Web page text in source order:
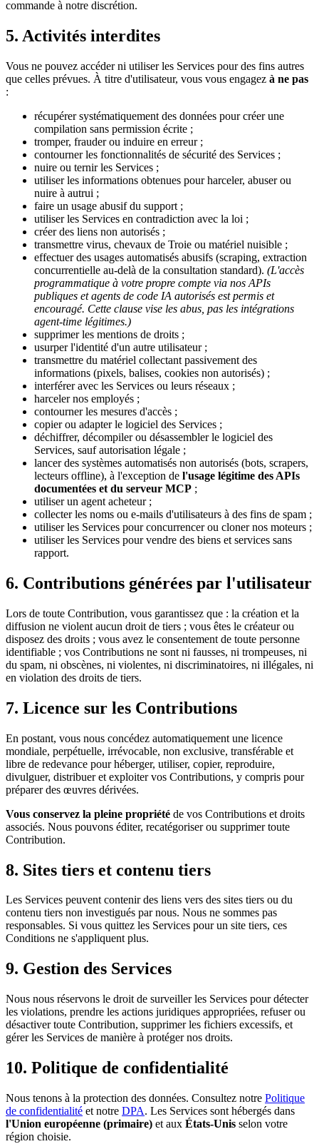
commande à notre discrétion.
5. Activités interdites
Vous ne pouvez accéder ni utiliser les Services pour des fins autres
que celles prévues. À titre d'utilisateur, vous vous engagez à ne pas
:
récupérer systématiquement des données pour créer une
compilation sans permission écrite ;
tromper, frauder ou induire en erreur ;
contourner les fonctionnalités de sécurité des Services ;
nuire ou ternir les Services ;
utiliser les informations obtenues pour harceler, abuser ou
nuire à autrui ;
faire un usage abusif du support ;
utiliser les Services en contradiction avec la loi ;
créer des liens non autorisés ;
transmettre virus, chevaux de Troie ou matériel nuisible ;
effectuer des usages automatisés abusifs (scraping, extraction
concurrentielle au-delà de la consultation standard). (L'accès
programmatique à votre propre compte via nos APIs
publiques et agents de code IA autorisés est permis et
encouragé. Cette clause vise les abus, pas les intégrations
agent-time légitimes.)
supprimer les mentions de droits ;
usurper l'identité d'un autre utilisateur ;
transmettre du matériel collectant passivement des
informations (pixels, balises, cookies non autorisés) ;
interférer avec les Services ou leurs réseaux ;
harceler nos employés ;
contourner les mesures d'accès ;
copier ou adapter le logiciel des Services ;
déchiffrer, décompiler ou désassembler le logiciel des
Services, sauf autorisation légale ;
lancer des systèmes automatisés non autorisés (bots, scrapers,
lecteurs offline), à l'exception de l'usage légitime des APIs
documentées et du serveur MCP ;
utiliser un agent acheteur ;
collecter les noms ou e-mails d'utilisateurs à des fins de spam ;
utiliser les Services pour concurrencer ou cloner nos moteurs ;
utiliser les Services pour vendre des biens et services sans
rapport.
6. Contributions générées par l'utilisateur
Lors de toute Contribution, vous garantissez que : la création et la
diffusion ne violent aucun droit de tiers ; vous êtes le créateur ou
disposez des droits ; vous avez le consentement de toute personne
identifiable ; vos Contributions ne sont ni fausses, ni trompeuses, ni
du spam, ni obscènes, ni violentes, ni discriminatoires, ni illégales, ni
en violation des droits de tiers.
7. Licence sur les Contributions
En postant, vous nous concédez automatiquement une licence
mondiale, perpétuelle, irrévocable, non exclusive, transférable et
libre de redevance pour héberger, utiliser, copier, reproduire,
divulguer, distribuer et exploiter vos Contributions, y compris pour
préparer des œuvres dérivées.
Vous conservez la pleine propriété de vos Contributions et droits
associés. Nous pouvons éditer, recatégoriser ou supprimer toute
Contribution.
8. Sites tiers et contenu tiers
Les Services peuvent contenir des liens vers des sites tiers ou du
contenu tiers non investigués par nous. Nous ne sommes pas
responsables. Si vous quittez les Services pour un site tiers, ces
Conditions ne s'appliquent plus.
9. Gestion des Services
Nous nous réservons le droit de surveiller les Services pour détecter
les violations, prendre les actions juridiques appropriées, refuser ou
désactiver toute Contribution, supprimer les fichiers excessifs, et
gérer les Services de manière à protéger nos droits.
10. Politique de confidentialité
Nous tenons à la protection des données. Consultez notre Politique
de confidentialité et notre DPA. Les Services sont hébergés dans
l'Union européenne (primaire) et aux États-Unis selon votre
région choisie.